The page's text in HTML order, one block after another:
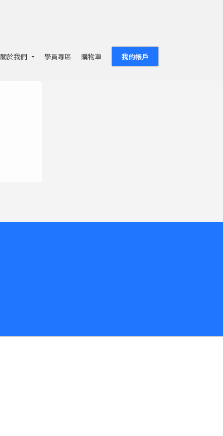
關於我們 學員專區 購物車 我的帳戶